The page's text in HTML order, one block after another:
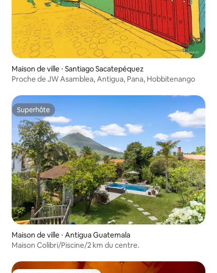
Maison de ville ⋅ Santiago Sacatepéquez
Proche de JW Asamblea, Antigua, Pana, Hobbitenango
Superhôte
Superhôte
Maison de ville ⋅ Antigua Guatemala
Maison Colibri/Piscine/2 km du centre.